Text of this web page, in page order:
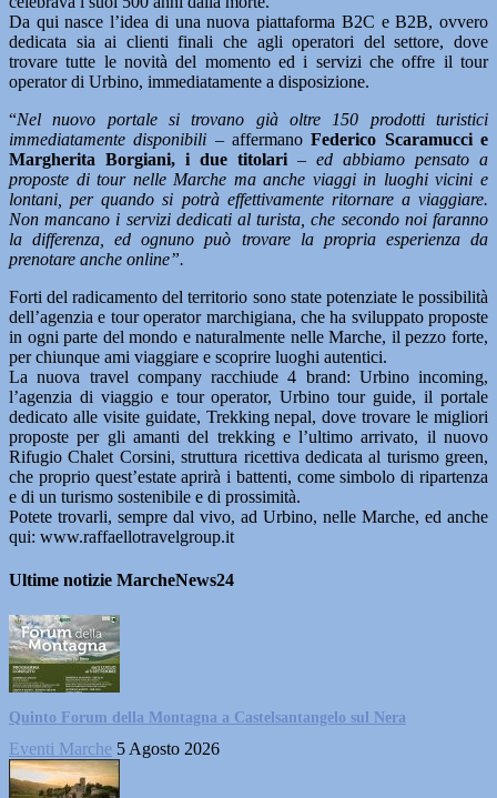
Da qui nasce l’idea di una nuova piattaforma B2C e B2B, ovvero
dedicata sia ai clienti finali che agli operatori del settore, dove
trovare tutte le novità del momento ed i servizi che offre il tour
operator di Urbino, immediatamente a disposizione.
“Nel nuovo portale si trovano già oltre 150 prodotti turistici
immediatamente disponibili – affermanoFederico Scaramucci e
Margherita Borgiani, i due titolari – ed abbiamo pensato a
proposte di tour nelle Marche ma anche viaggi in luoghi vicini e
lontani, per quando si potrà effettivamente ritornare a viaggiare.
Non mancano i servizi dedicati al turista, che secondo noi faranno
la differenza, ed ognuno può trovare la propria esperienza da
prenotare anche online”.
Forti del radicamento del territorio sono state potenziate le possibilità
dell’agenzia e tour operator marchigiana, che ha sviluppato proposte
in ogni parte del mondo e naturalmente nelle Marche, il pezzo forte,
per chiunque ami viaggiare e scoprire luoghi autentici.
La nuova travel company racchiude 4 brand: Urbino incoming,
l’agenzia di viaggio e tour operator, Urbino tour guide, il portale
dedicato alle visite guidate, Trekking nepal, dove trovare le migliori
proposte per gli amanti del trekking e l’ultimo arrivato, il nuovo
Rifugio Chalet Corsini, struttura ricettiva dedicata al turismo green,
che proprio quest’estate aprirà i battenti, come simbolo di ripartenza
e di un turismo sostenibile e di prossimità.
Potete trovarli, sempre dal vivo, ad Urbino, nelle Marche, ed anche
qui: www.raffaellotravelgroup.it
Ultime notizie MarcheNews24
Quinto Forum della Montagna a Castelsantangelo sul Nera
Eventi Marche 5 Agosto 2026